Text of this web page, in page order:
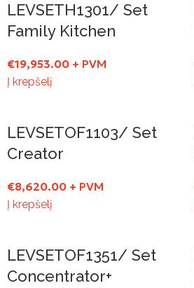
LEVSETH1301/ Set
Family Kitchen
€19,953.00+ PVM
Į krepšelį
LEVSETOF1103/ Set
Creator
€8,620.00+ PVM
Į krepšelį
LEVSETOF1351/ Set
Concentrator+